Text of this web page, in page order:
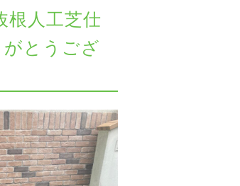
根人工芝仕
がとうござ